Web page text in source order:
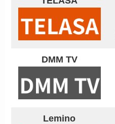
DMM TV
Lemino